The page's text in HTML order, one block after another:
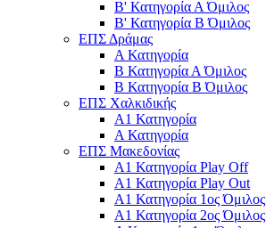
Β' Κατηγορία Α Όμιλος
Β' Κατηγορία Β Όμιλος
ΕΠΣ Δράμας
Α Κατηγορία
Β Κατηγορία Α Όμιλος
Β Κατηγορία Β Όμιλος
ΕΠΣ Χαλκιδικής
Α1 Κατηγορία
Α Κατηγορία
ΕΠΣ Μακεδονίας
Α1 Κατηγορία Play Off
Α1 Κατηγορία Play Out
Α1 Κατηγορία 1ος Όμιλος
Α1 Κατηγορία 2ος Όμιλος